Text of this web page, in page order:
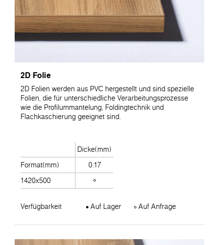
2D Folie
2D Folien werden aus PVC hergestellt und sind spezielle
Folien, die für unterschiedliche Verarbeitungsprozesse
wie die Profilummantelung, Foldingtechnik und
Flachkaschierung geeignet sind.
Dicke(mm)
Format(mm)
0.17
1420x500
Verfügbarkeit Auf Lager Auf Anfrage